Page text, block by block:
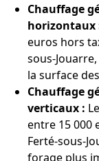
Chauffage
horizontaux
euros hors
sous-
la surface
Chauffage
verticaux :
entre 15 000
Ferté-sous-
forage plus